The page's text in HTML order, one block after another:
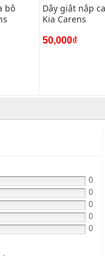
Hà Nội
bô
Dây giật nắp
Kia Carens
50,000₫
0
0
0
0
0